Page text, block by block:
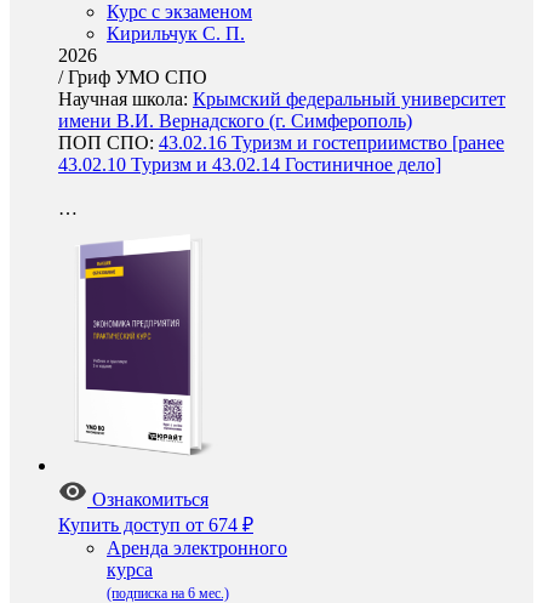
Курс с экзаменом
Кирильчук С. П.
2026
/Гриф УМО СПО
Научная школа: Крымский федеральный университет
имени В.И. Вернадского (г. Симферополь)
ПОП СПО: 43.02.16 Туризм и гостеприимство [ранее
43.02.10 Туризм и 43.02.14 Гостиничное дело]
…
Ознакомиться
Купить доступ от 674 ₽
Аренда электронного
курса
(подписка на 6 мес.)